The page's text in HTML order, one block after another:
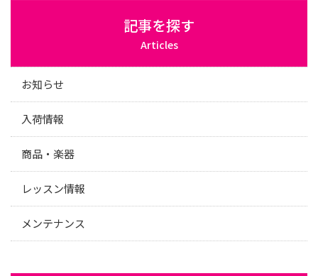
記事を探す
Articles
お知らせ
入荷情報
商品・楽器
レッスン情報
メンテナンス